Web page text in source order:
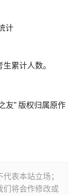
计
累计人数。
友” 版权归属原作
表本站立场；
们将会作修改或